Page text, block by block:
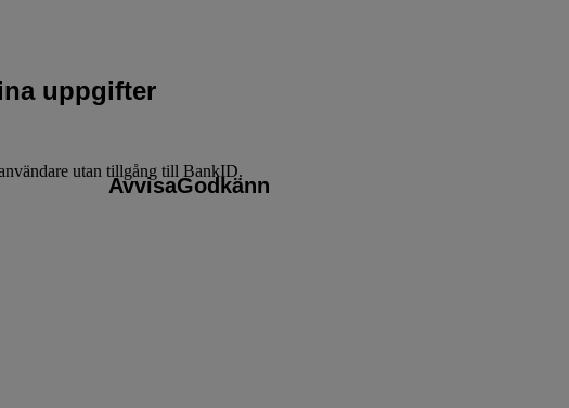
uppgifter
AvvisaGodkänn
utan tillgång till BankID.